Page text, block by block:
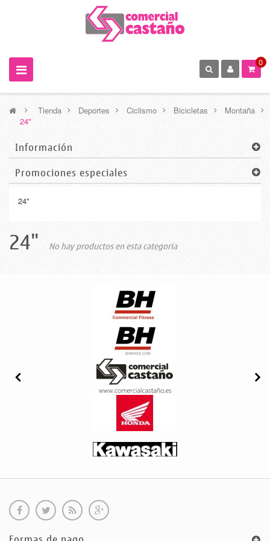
0
> Tienda > Deportes > Ciclismo > Bicicletas >
Montaña
24"
Información
Promociones especiales
24"
24" No hay productos en esta categoría